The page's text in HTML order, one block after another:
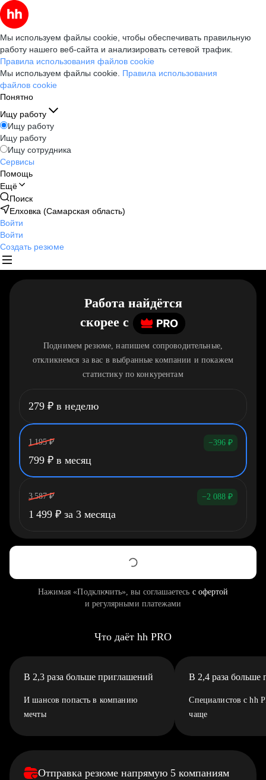
Мы используем файлы cookie, чтобы обеспечивать правильную
работу нашего веб-сайта и анализировать сетевой трафик.
Правила использования файлов cookie
Мы используем файлы cookie. Правила использования
файлов cookie
Понятно
Ищу работу
Ищу работу
Ищу работу
Ищу сотрудника
Сервисы
Помощь
Ещё
Поиск
Елховка (Самарская область)
Войти
Войти
Создать резюме
Работа найдётся
скорее c
Поднимем резюме, напишем сопроводительные,
откликнемся за вас в выбранные компании и покажем
статистику по конкурентам
279 ₽ в неделю
1 195 ₽ −396 ₽
799 ₽ в месяц
3 587 ₽ −2 088 ₽
1 499 ₽ за 3 месяца
Нажимая «Подключить», вы соглашаетесь с офертой
и регулярными платежами
Что даёт hh PRO
В 2,3 раза больше приглашений
И шансов попасть в компанию
мечты
В 2,4 раза больше
Специалистов с hh
чаще
Отправка резюме напрямую 5 компаниям